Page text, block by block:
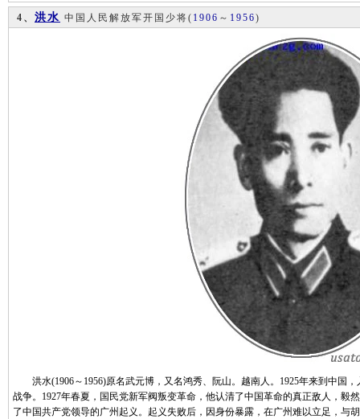
4、 洪水 中国人民解放军开国少将( 1906 ～ 1956)
洪水(1906～1956)原名武元博，又名鸿秀、阮山。越南人。1925年来到中国
战争。1927年春夏，国民党新军阀叛变革命，他认清了中国革命的真正敌人，毅
了中国共产党领导的广州起义。起义失败后，因身份暴露，在广州难以立足，与